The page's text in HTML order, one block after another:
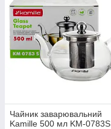
Чайник заварювальний
Kamille 500 мл KM-0783S